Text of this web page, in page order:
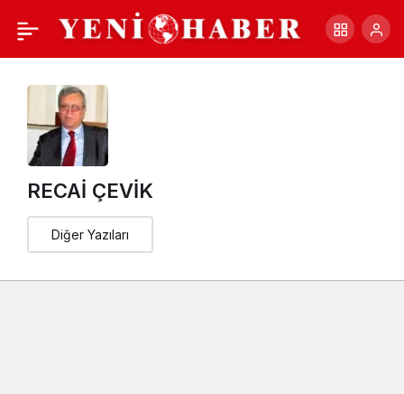
RECAİ ÇEVİK
Diğer Yazıları
Gazetecilere Yeşil
Sağlayacak Yasal
+ - Paylaş